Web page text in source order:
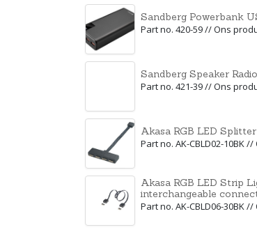
Sandberg Powerbank
Part no. 420-59 // Ons
Sandberg Speaker
Part no. 421-39 // Ons
Akasa RGB LED
Part no. AK-CBLD02-10BK
Akasa RGB LED Strip
interchangeable
Part no. AK-CBLD06-30BK